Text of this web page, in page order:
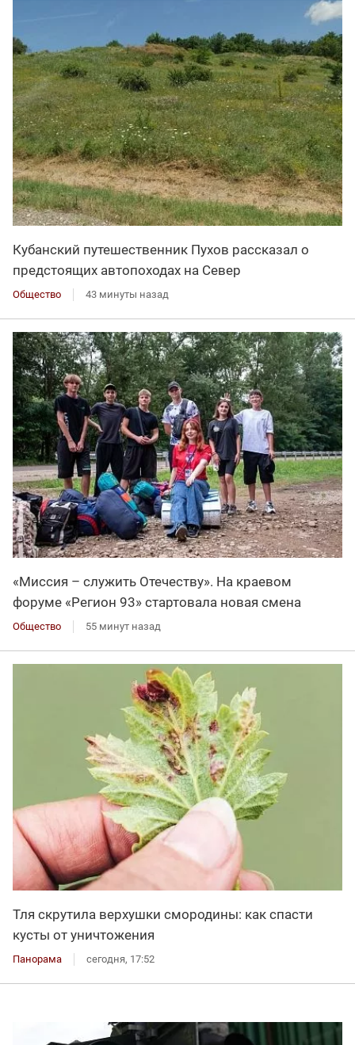
Кубанский путешественник Пухов рассказал о
предстоящих автопоходах на Север
Общество 43 минуты назад
«Миссия – служить Отечеству». На краевом
форуме «Регион 93» стартовала новая смена
Общество 55 минут назад
Тля скрутила верхушки смородины: как спасти
кусты от уничтожения
Панорама сегодня, 17:52